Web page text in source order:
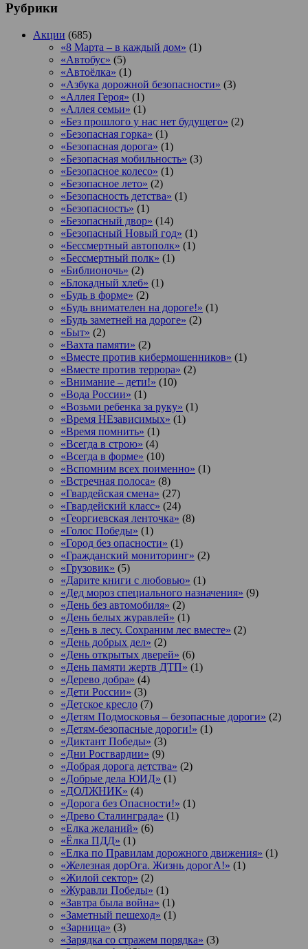
Рубрики
Акции (685)
«8 Марта – в каждый дом» (1)
«Автобус» (5)
«Автоёлка» (1)
«Азбука дорожной безопасности» (3)
«Аллея Героя» (1)
«Аллея семьи» (1)
«Без прошлого у нас нет будущего» (2)
«Безопасная горка» (1)
«Безопасная дорога» (1)
«Безопасная мобильность» (3)
«Безопасное колесо» (1)
«Безопасное лето» (2)
«Безопасность детства» (1)
«Безопасность» (1)
«Безопасный двор» (14)
«Безопасный Новый год» (1)
«Бессмертный автополк» (1)
«Бессмертный полк» (1)
«Библионочь» (2)
«Блокадный хлеб» (1)
«Будь в форме» (2)
«Будь внимателен на дороге!» (1)
«Будь заметней на дороге» (2)
«Быт» (2)
«Вахта памяти» (2)
«Вместе против кибермошенников» (1)
«Вместе против террора» (2)
«Внимание – дети!» (10)
«Вода России» (1)
«Возьми ребенка за руку» (1)
«Время НЕзависимых» (1)
«Время помнить» (1)
«Всегда в строю» (4)
«Всегда в форме» (10)
«Вспомним всех поименно» (1)
«Встречная полоса» (8)
«Гвардейская смена» (27)
«Гвардейский класс» (24)
«Георгиевская ленточка» (8)
«Голос Победы» (1)
«Город без опасности» (1)
«Гражданский мониторинг» (2)
«Грузовик» (5)
«Дарите книги с любовью» (1)
«Дед мороз специального назначения» (9)
«День без автомобиля» (2)
«День белых журавлей» (1)
«День в лесу. Сохраним лес вместе» (2)
«День добрых дел» (2)
«День открытых дверей» (6)
«День памяти жертв ДТП» (1)
«Дерево добра» (4)
«Дети России» (3)
«Детское кресло (7)
«Детям Подмосковья – безопасные дороги» (2)
«Детям-безопасные дороги!» (1)
«Диктант Победы» (3)
«Дни Росгвардии» (9)
«Добрая дорога детства» (2)
«Добрые дела ЮИД» (1)
«ДОЛЖНИК» (4)
«Дорога без Опасности!» (1)
«Древо Сталинграда» (1)
«Елка желаний» (6)
«Ёлка ПДД» (1)
«Елка по Правилам дорожного движения» (1)
«Железная дорОга. Жизнь дорогА!» (1)
«Жилой сектор» (2)
«Журавли Победы» (1)
«Завтра была война» (1)
«Заметный пешеход» (1)
«Зарница» (3)
«Зарядка со стражем порядка» (3)